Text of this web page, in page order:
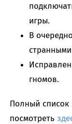
игры.
В
гномов.
Полный
посмотреть